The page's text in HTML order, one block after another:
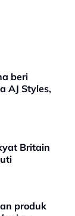
beri
AJ Styles,
Britain
produk